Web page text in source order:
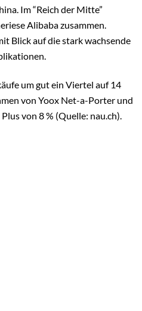
Im “Reich der Mitte”
Alibaba zusammen.
Blick auf die stark wachsende
um gut ein Viertel auf 14
von Yoox Net-a-Porter und
von 8 % (Quelle: nau.ch).